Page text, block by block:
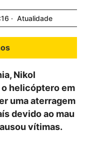
Atualidade
Nikol
helicóptero em
uma aterragem
devido ao mau
vítimas.